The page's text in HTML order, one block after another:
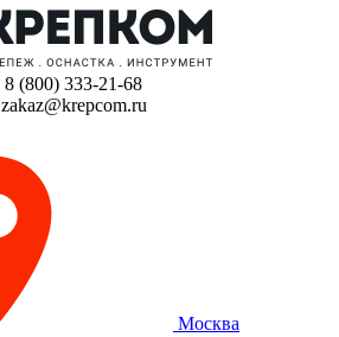
8 (800) 333-21-68
zakaz@krepcom.ru
Москва